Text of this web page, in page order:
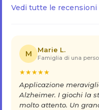
Vedi tutte le recensioni
M Marie L.
Famiglia di una
★★★★★
Applicazione
Alzheimer. I giochi la
molto attento. Un